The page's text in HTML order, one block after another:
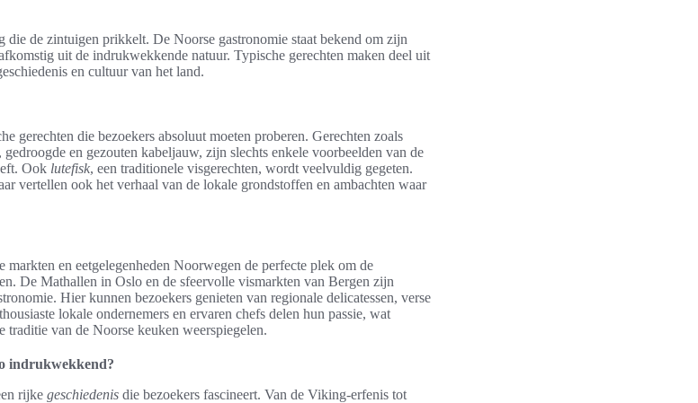
de zintuigen prikkelt. De Noorse gastronomie staat bekend om zijn
uit de indrukwekkende natuur. Typische gerechten maken deel uit
en cultuur van het land.
gerechten die bezoekers absoluut moeten proberen. Gerechten zoals
, gedroogde en gezouten kabeljauw, zijn slechts enkele voorbeelden van de
Ook lutefisk, een traditionele visgerechten, wordt veelvuldig gegeten.
vertellen ook het verhaal van de lokale grondstoffen en ambachten waar
en eetgelegenheden Noorwegen de perfecte plek om de
De Mathallen in Oslo en de sfeervolle vismarkten van Bergen zijn
Hier kunnen bezoekers genieten van regionale delicatessen, verse
lokale ondernemers en ervaren chefs delen hun passie, wat
traditie van de Noorse keuken weerspiegelen.
indrukwekkend?
rijke geschiedenis die bezoekers fascineert. Van de Viking-erfenis tot